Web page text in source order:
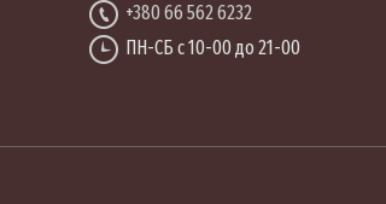
+380 66 562 6232
ПН-СБ с 10-00 до 21-00